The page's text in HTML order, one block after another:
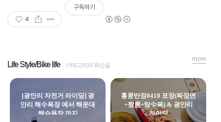
4
구독하기
Life Style/Bike life 카테고리의 최신글
[광안리 자전거 라이딩] 광
안리 해수욕장 에서 해운대
해수욕장 까지
홍콩반점0410 포장(짜장면
+짬뽕+탕수육) & 광안리
라이딩
more